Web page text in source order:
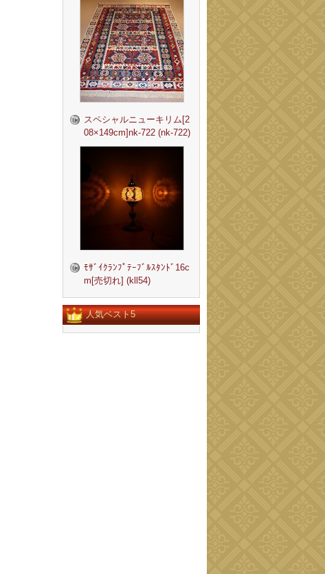
スペシャルニューキリム[2
08×149cm]nk-722 (nk-722)
ﾓｻﾞｲｸﾗﾝﾌﾟﾃｰﾌﾞﾙｽﾀﾝﾄﾞ16c
m[売切れ] (kll54)
人気ベスト5